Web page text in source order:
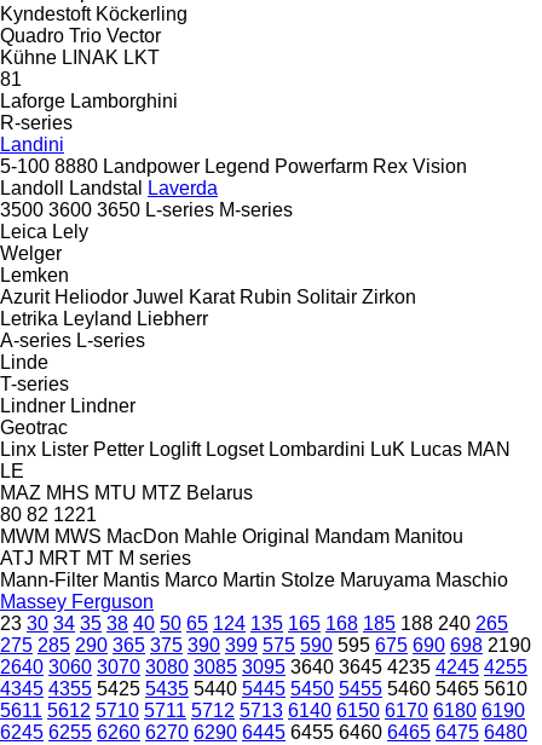
Kyndestoft Köckerling
Quadro Trio Vector
Kühne LINAK LKT
81
Laforge Lamborghini
R-series
Landini
5-100 8880 Landpower Legend Powerfarm Rex Vision
Landoll
Landstal
Laverda
3500 3600 3650 L-series M-series
Leica Lely
Welger
Lemken
Azurit Heliodor Juwel Karat Rubin Solitair Zirkon
Letrika Leyland Liebherr
A-series L-series
Linde
T-series
Lindner Lindner
Geotrac
Linx Lister Petter Loglift Logset Lombardini LuK Lucas MAN
LE
MAZ MHS MTU MTZ Belarus
80 82 1221
MWM MWS MacDon Mahle Original Mandam Manitou
ATJ MRT MT M series
Mann-Filter Mantis Marco Martin Stolze Maruyama Maschio
Massey Ferguson
23 30 34 35 38 40 50 65 124 135 165 168 185 188 240 265
275 285 290 365 375 390 399 575 590 595 675 690 698 2190
2640 3060 3070 3080 3085 3095 3640 3645 4235 4245 4255
4345 4355 5425 5435 5440 5445 5450 5455 5460 5465 5610
5611 5612 5710 5711 5712 5713 6140 6150 6170 6180 6190
6245 6255 6260 6270 6290 6445 6455 6460 6465 6475 6480